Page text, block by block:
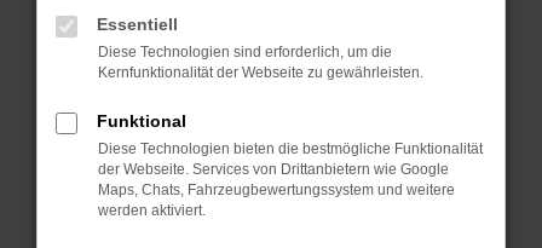
Manche Erweiterungen, wie Werbeblocker,
können das Laden bestimmter Seiten
verhindern. Funktioniert die Seite in einem
Fenster?
Starte dein Gerät neu.
Das kann manchmal helfen, vorübergehende
Probleme zu beheben.
Essentiell
Diese Technologien sind erforderlich, um die
Kernfunktionalität der Webseite zu gewährleisten.
Funktional
Diese Technologien bieten die bestmögliche Funktionalität
der Webseite. Services von Drittanbietern wie Google
Maps, Chats, Fahrzeugbewertungssystem und weitere
werden aktiviert.